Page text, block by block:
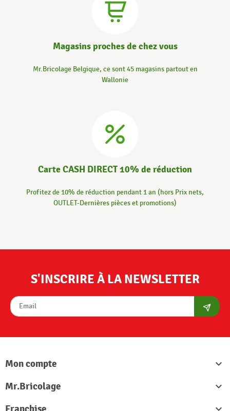
Magasins proches de chez vous
Mr.Bricolage Belgique, ce sont 45 magasins partout en
Wallonie
Carte CASH DIRECT 10% de réduction
Profitez de 10% de réduction pendant 1 an (hors Prix nets,
OUTLET-Dernières pièces et promotions)
S'INSCRIRE À LA NEWSLETTER
Mon compte

Mr.Bricolage
